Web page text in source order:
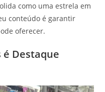
como uma estrela em
conteúdo é garantir
oferecer.
é Destaque